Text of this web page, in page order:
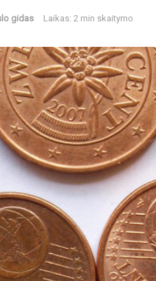
gidas Laikas: 2 min skaitymo